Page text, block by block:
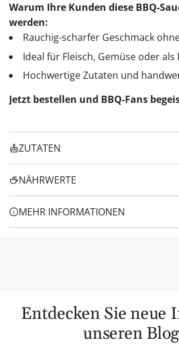
Warum Ihre Kunden diese BBQ-
werden:
Rauchig-scharfer Geschmack
Ideal für Fleisch, Gemüse oder als
Hochwertige Zutaten und
Jetzt bestellen und BBQ-Fans
ZUTATEN
NÄHRWERTE
MEHR INFORMATIONEN
Entdecken Sie neue
unseren